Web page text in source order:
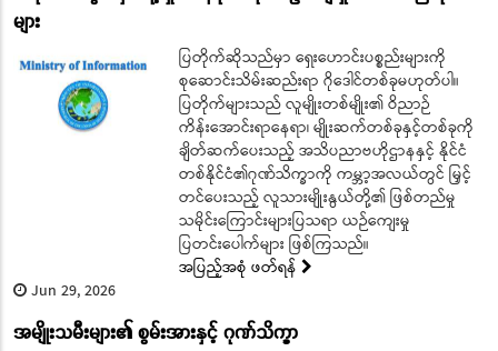
များ
ပြတိုက်ဆိုသည်မှာ ရှေးဟောင်းပစ္စည်းများကို
စုဆောင်းသိမ်းဆည်းရာ ဂိုဒေါင်တစ်ခုမဟုတ်ပါ။
ပြတိုက်များသည် လူမျိုးတစ်မျိုး၏ ဝိညာဉ်
ကိန်းအောင်းရာနေရာ၊ မျိုးဆက်တစ်ခုနှင့်တစ်ခုကို
ချိတ်ဆက်ပေးသည့် အသိပညာဗဟိုဌာနနှင့် နိုင်ငံ
တစ်နိုင်ငံ၏ဂုဏ်သိက္ခာကို ကမ္ဘာ့အလယ်တွင် မြှင့်
တင်ပေးသည့် လူသားမျိုးနွယ်တို့၏ ဖြစ်တည်မှု
သမိုင်းကြောင်းများပြသရာ ယဉ်ကျေးမှု
ပြတင်းပေါက်များ ဖြစ်ကြသည်။
အပြည့်အစုံ ဖတ်ရန်
Jun 29, 2026
အမျိုးသမီးများ၏ စွမ်းအားနှင့် ဂုဏ်သိက္ခာ